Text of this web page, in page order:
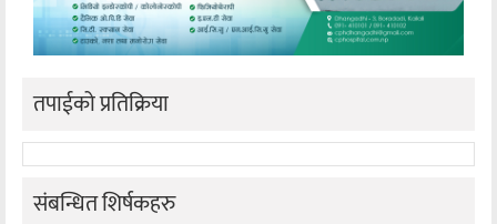
तपाईको प्रतिक्रिया
संबन्धित शिर्षकहरु